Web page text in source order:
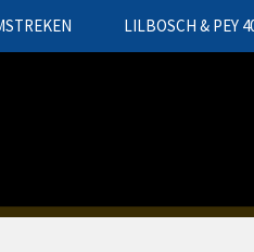
LILBOSCH & PEY